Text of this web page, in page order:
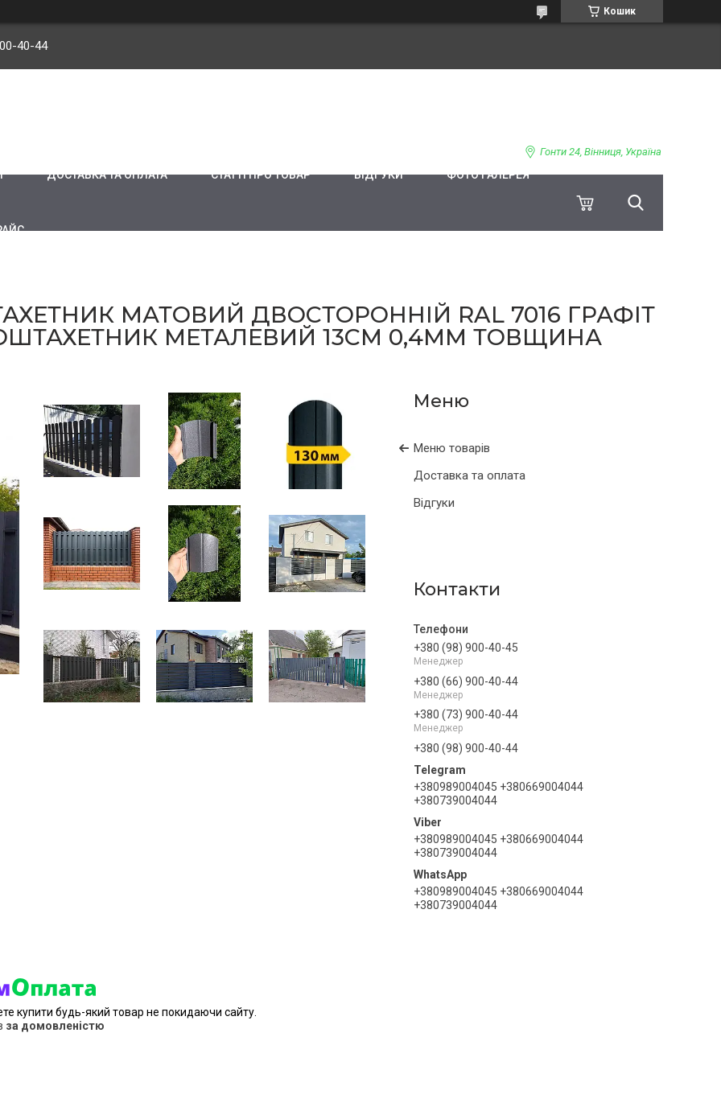
Кошик
40-44
Гонти 24, Вінниця, Україна
ДОСТАВКА ТА ОПЛАТА СТАТТІ ПРО ТОВАР ВІДГУКИ ФОТО ГАЛЕРЕЯ
МАТОВИЙ ДВОСТОРОННІЙ RAL 7016 ГРАФІТ
МЕТАЛЕВИЙ 13СМ 0,4ММ ТОВЩИНА
Меню товарів
Доставка та оплата
Відгуки
Контакти
+380 (98) 900-40-45
Менеджер
+380 (66) 900-40-44
Менеджер
+380 (73) 900-40-44
Менеджер
+380 (98) 900-40-44
+380989004045 +380669004044
+380739004044
+380989004045 +380669004044
+380739004044
+380989004045 +380669004044
+380739004044
купити будь-який товар не покидаючи сайту.
за домовленістю